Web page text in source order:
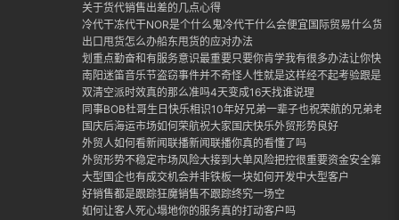
关于货代销售出差的几点心得
冷代干冻代干NOR是个什么鬼冷代干什么会便宜国际贸易什么货适
出口甩货怎么办船东甩货的应对办法
划重点勤奋和有服务意识最重要只要你肯学我有很多办法让你快
南阳迷笛音乐节盗窃事件并不奇怪人性就是这样经不起考验跟是否
双清空派时效真的那么准吗4天变成16天找谁说理
同事BOB杜哥生日快乐相识10年好兄弟一辈子也祝荣航的兄弟老
国庆后海运市场如何荣航祝大家国庆快乐外贸形势良好
外贸人如何看新闻联播新闻联播你真的看懂了吗
外贸形势不稳定市场风险大接到大单风险把控很重要资金安全第一
大型国企也有成交机会并非铁板一块如何开发中大型客户
好销售都是跟踪狂魔销售不跟踪终究一场空
如何让客人死心塌地你的服务真的打动客户吗